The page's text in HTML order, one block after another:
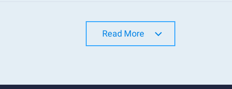
Read More